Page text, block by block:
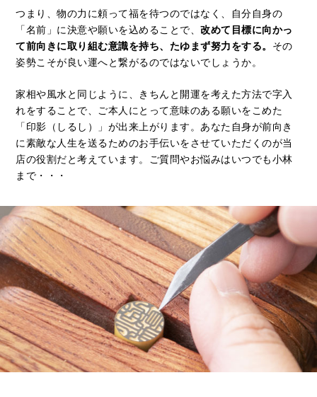
つまり、物の力に頼って福を待つのではなく、自分自身の
「名前」に決意や願いを込めることで、改めて目標に向かっ
て前向きに取り組む意識を持ち、たゆまず努力をする。 その
姿勢こそが良い運へと繋がるのではないでしょうか。
家相や風水と同じように、きちんと開運を考えた方法で字入
れをすることで、ご本人にとって意味のある願いをこめた
「印影（しるし）」が出来上がります。あなた自身が前向き
に素敵な人生を送るためのお手伝いをさせていただくのが当
店の役割だと考えています。ご質問やお悩みはいつでも小林
まで・・・